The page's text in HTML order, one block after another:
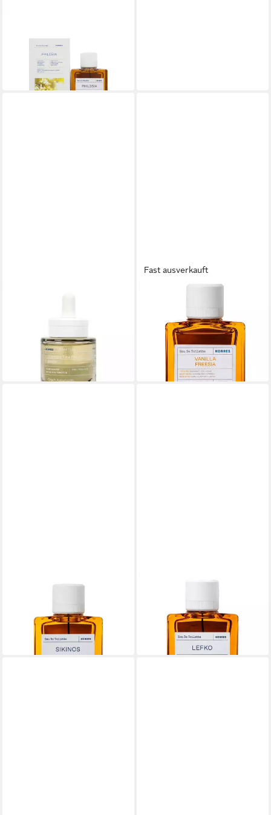
Eau de Toilette Spray
ab 44,04 €
(880,80 €/ 1 l)
lieferbar in 2 Wochen
(46,79 €/ 1 l)
in 4-5 Werktagen bei dir
Fast ausverkauft
Eau de Parfum VANILLA
FREESIA EDT für Sie
44,90 €
(898,00 €/ 1 l)
in 3-4 Werktagen bei dir
ab 23,00 €
(460,00 €/ 1 l)
in 2-3 Werktagen bei dir
Nat. Spray
ab 35,53 €
(710,60 €/ 1 l)
in 9-11 Werktagen bei dir